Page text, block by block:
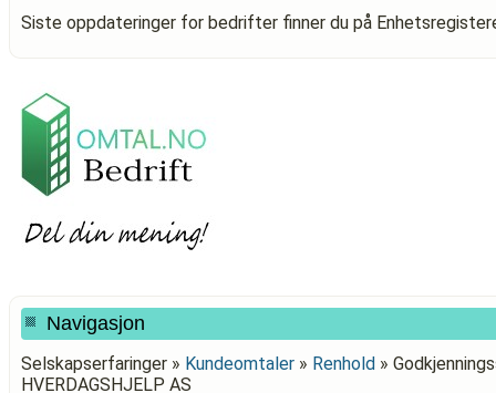
Siste oppdateringer for bedrifter finner du på
Navigasjon
Selskapserfaringer » Kundeomtaler » Renhold »
HVERDAGSHJELP AS